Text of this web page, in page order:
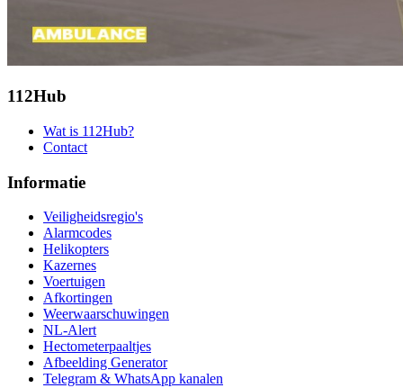
112Hub
Wat is 112Hub?
Contact
Informatie
Veiligheidsregio's
Alarmcodes
Helikopters
Kazernes
Voertuigen
Afkortingen
Weerwaarschuwingen
NL-Alert
Hectometerpaaltjes
Afbeelding Generator
Telegram & WhatsApp kanalen